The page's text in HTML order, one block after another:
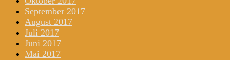
September 2017
August 2017
Juli 2017
Juni 2017
Mai 2017